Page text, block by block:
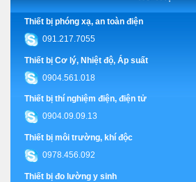
Thiết bị phóng xạ, an toàn điện
091.217.7055
Thiết bị Cơ lý, Nhiệt độ, Áp suất
0904.561.018
Thiết bị thí nghiệm điện, điện tử
0904.09.09.13
Thiết bị môi trường, khí độc
0978.456.092
Thiết bị đo lường y sinh